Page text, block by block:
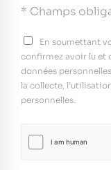
* Champs
En soumettant
confirmez avoir lu et
données
la collecte,
personnelles.